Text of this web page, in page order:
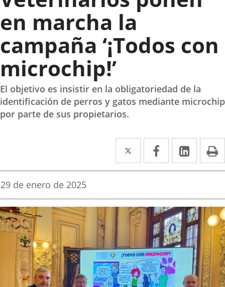
en marcha la
campaña ‘¡Todos con
microchip!’
El objetivo es insistir en la obligatoriedad de la
identificación de perros y gatos mediante microchip
por parte de sus propietarios.
Twitter
Enlace
a
aplicación
externa.
Facebook
Enlace
a
aplicación
externa.
Enlace
a
Fecha
la
noticia
29 de enero de 2025